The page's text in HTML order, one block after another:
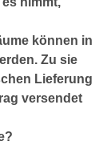
können in
Zu sie
Lieferung
versendet